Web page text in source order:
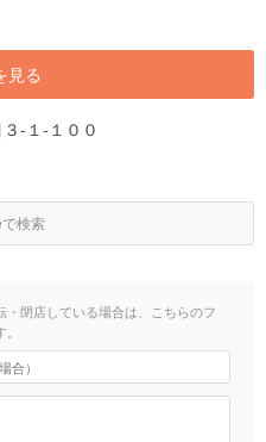
見る
-１-１００
検索
閉店している場合は、こちらのフ